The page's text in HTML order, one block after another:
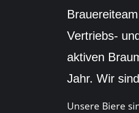
Vertriebs-
aktiven
Jahr. Wir
Unsere Biere